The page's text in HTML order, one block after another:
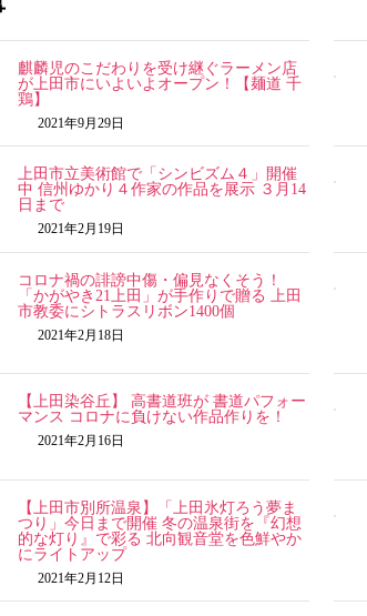
麒麟児のこだわりを受け継ぐラーメン店
が上田市にいよいよオープン！【麺道 千
鶏】
2021年9月29日
上田市立美術館で「シンビズム４」開催
中 信州ゆかり４作家の作品を展示 ３月14
日まで
2021年2月19日
コロナ禍の誹謗中傷・偏見なくそう！
「かがやき21上田」が手作りで贈る 上田
市教委にシトラスリボン1400個
2021年2月18日
【上田染谷丘】 高書道班が 書道パフォー
マンス コロナに負けない作品作りを！
2021年2月16日
【上田市別所温泉】「上田氷灯ろう夢ま
つり」今日まで開催 冬の温泉街を『幻想
的な灯り』で彩る 北向観音堂を色鮮やか
にライトアップ
2021年2月12日